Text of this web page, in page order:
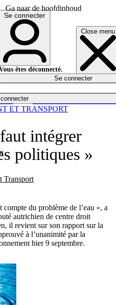
Ga naar de hoofdinhoud
Close menu
Transport
English
Deutsch
Español
Se connecter
êtes déconnecté.
Se connecter
intégrer
politiques »
compte du problème de l’eau », a
autrichien de centre droit
il revient sur son rapport sur la
à l’unanimité par la
hier 9 septembre.
ET TRANSPORT